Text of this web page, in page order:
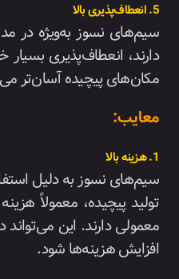
5. انعطاف‌پذیری بالا
سیم‌های نسوز به‌ویژه در
دارند، انعطاف‌پذیری بسیار
مکان‌های پیچیده آسان‌تر
معایب:
1. هزینه بالا
سیم‌های نسوز به دلیل
تولید پیچیده، معمولاً
معمولی دارند. این
افزایش هزینه‌ها شود.